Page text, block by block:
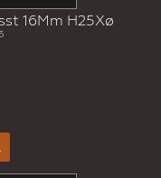
16Mm H25Xø